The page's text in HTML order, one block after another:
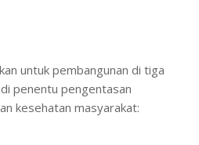
untuk pembangunan di tiga
penentu pengentasan
kesehatan masyarakat: